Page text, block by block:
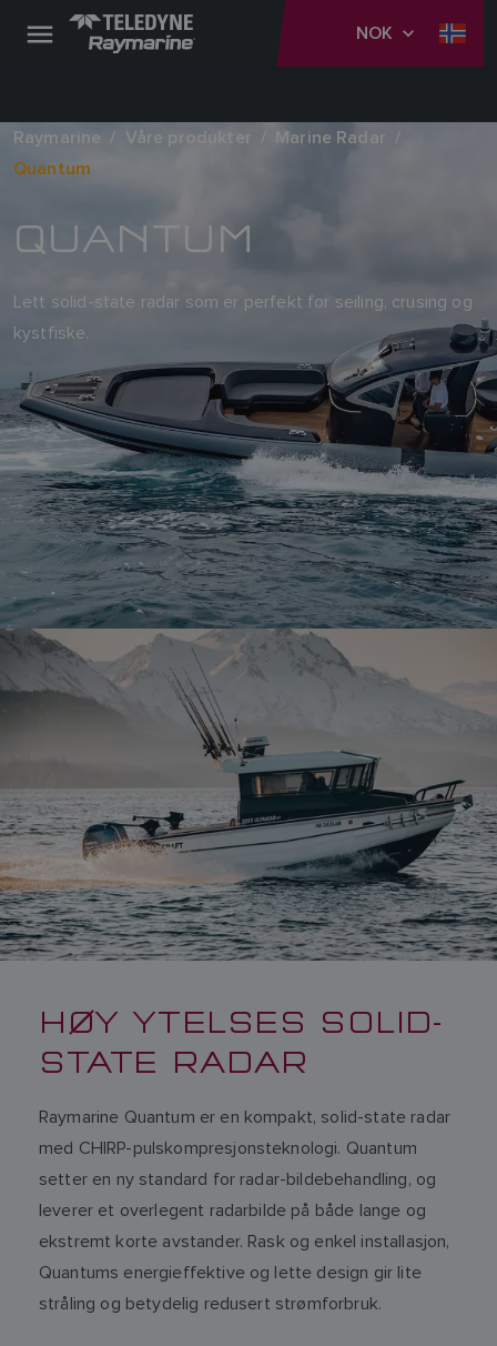
NOK
Raymarine Våre produkter
Marine Radar
Quantum
QUANTUM
Lett solid-state radar som er perfekt for seiling, crusing og
kystfiske.
HØY YTELSES SOLID-
STATE RADAR
Raymarine Quantum er en kompakt, solid-state radar
med CHIRP-pulskompresjonsteknologi. Quantum
setter en ny standard for radar-bildebehandling, og
leverer et overlegent radarbilde på både lange og
ekstremt korte avstander. Rask og enkel installasjon,
Quantums energieffektive og lette design gir lite
stråling og betydelig redusert strømforbruk.